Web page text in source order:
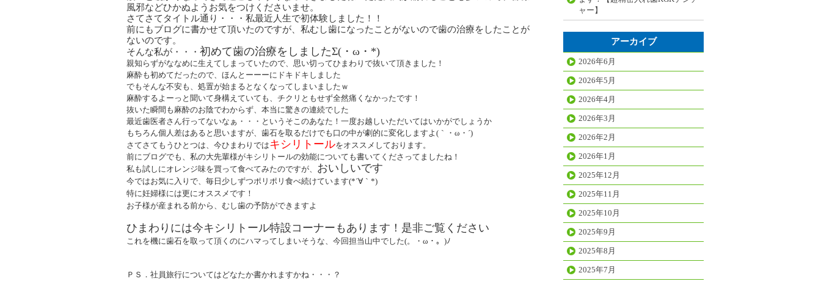
風邪などひかぬようお気をつけくださいませ。
さてさてタイトル通り・・・私最近人生で初体験しました！！
前にもブログに書かせて頂いたのですが、私むし歯になったことがないので歯の治療をしたことが
ないのです。
そんな私が・・・ 初めて歯の治療をしましたΣ(・ω・*)
親知らずがななめに生えてしまっていたので、思い切ってひまわりで抜いて頂きました！
麻酔も初めてだったので、ほんとーーーにドキドキしました
でもそんな不安も、処置が始まるとなくなってしまいましたｗ
麻酔するよーっと聞いて身構えていても、チクリともせず全然痛くなかったです！
抜いた瞬間も麻酔のお陰でわからず、本当に驚きの連続でした
最近歯医者さん行ってないなぁ・・・というそこのあなた！一度お越しいただいてはいかがでしょうか
もちろん個人差はあると思いますが、歯石を取るだけでも口の中が劇的に変化しますよ(｀・ω・´)
さてさてもうひとつは、今ひまわりではキシリトールをオススメしております。
前にブログでも、私の大先輩様がキシリトールの効能についても書いてくださってましたね！
私も試しにオレンジ味を買って食べてみたのですが、 おいしいです
今ではお気に入りで、毎日少しずつポリポリ食べ続けています(*´∀｀*)
特に妊婦様には更にオススメです！
お子様が産まれる前から、むし歯の予防ができますよ
ひまわりには今キシリトール特設コーナーもあります！是非ご覧ください
これを機に歯石を取って頂くのにハマってしまいそうな、今回担当山中でした(。・ω・。)ﾉ
ＰＳ．社員旅行についてはどなたか書かれますかね・・・？
ャー】
アーカイブ
2026年6月
2026年5月
2026年4月
2026年3月
2026年2月
2026年1月
2025年12月
2025年11月
2025年10月
2025年9月
2025年8月
2025年7月